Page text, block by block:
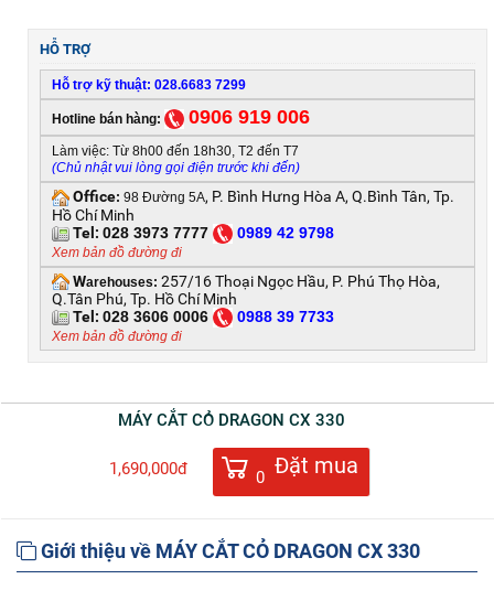
HỖ TRỢ
Hỗ trợ kỹ thuật: 028.6683 7299
Hotline bán hàng: 0906 919 006
Làm việc: Từ 8h00 đến 18h30, T2 đến T7
(Chủ nhật vui lòng gọi điện trước khi đến)
Office: 98 Đường 5A, P. Bình Hưng Hòa A, Q.Bình Tân, Tp.
Hồ Chí Minh
Tel: 028 3973 7777 0989 42 9798
Xem bản đồ đường đi
Warehouses: 257/16 Thoại Ngọc Hầu, P. Phú Thọ Hòa,
Q.Tân Phú, Tp. Hồ Chí Minh
Tel: 028 3606 0006 0988 39 7733
Xem bản đồ đường đi
MÁY CẮT CỎ DRAGON CX 330
1,690,000đ 0 Đặt mua
Giới thiệu về MÁY CẮT CỎ DRAGON CX 330